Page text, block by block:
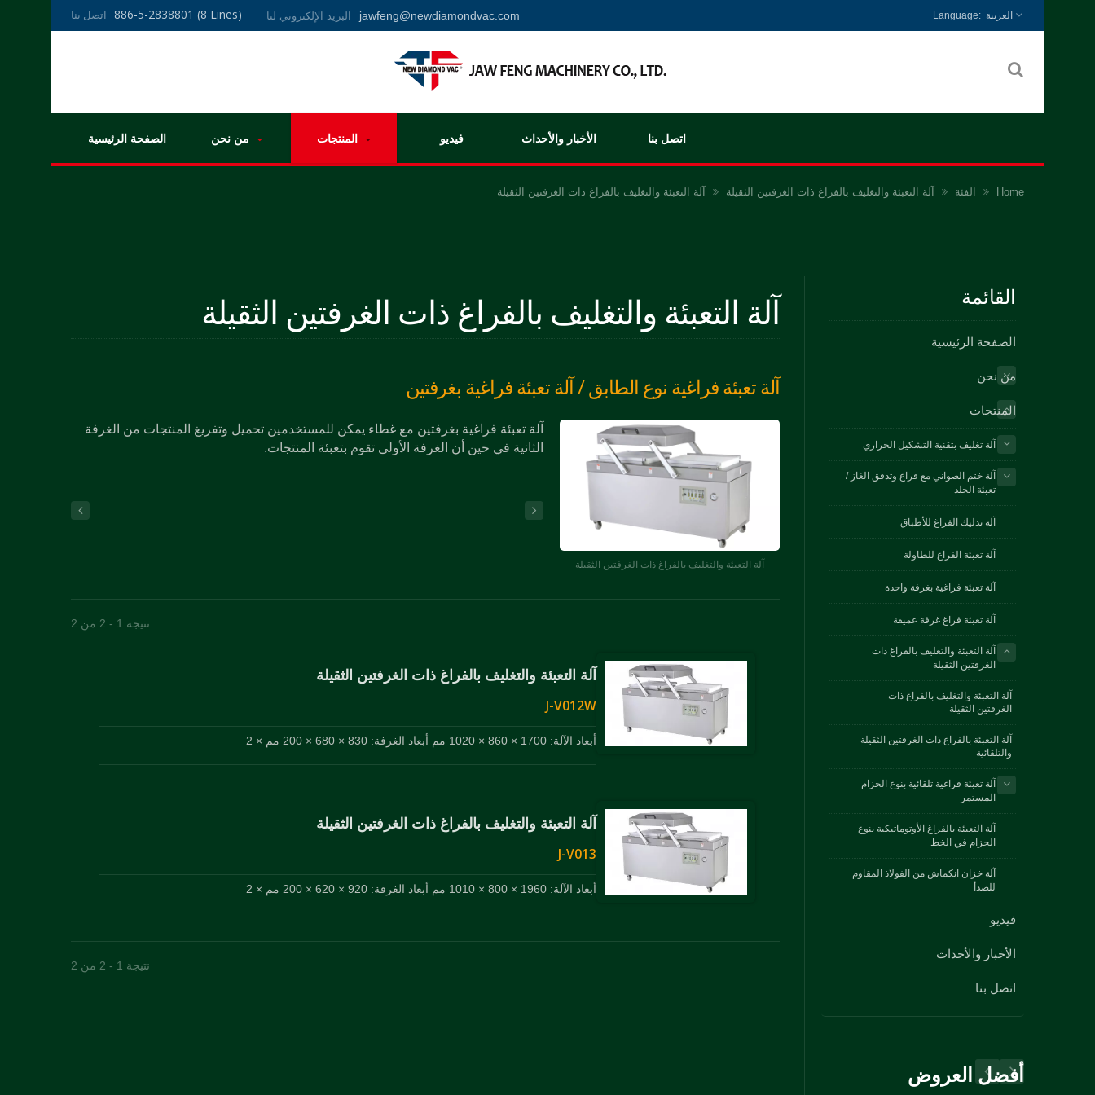
886-5-2838801 (8 Lines) jawfeng@newdiamondvac.com العربية
الصفحة الرئيسية فيديو الأخبار والأحداث اتصل بنا
Home الفئة آلة التعبئة والتغليف بالفراغ ذات الغرفتين الثقيلة آلة التعبئة والتغليف بالفراغ ذات الغرفتين الثقيلة
آلة التعبئة والتغليف بالفراغ ذات الغرفتين الثقيلة
آلة تعبئة فراغية نوع الطابق / آلة تعبئة فراغية بغرفتين
آلة التعبئة والتغليف بالفراغ ذات الغرفتين الثقيلة
آلة تعبئة فراغية بغرفتين مع غطاء يمكن للمستخدمين تحميل وتفريغ المنتجات من الغرفة
الثانية في حين أن الغرفة الأولى تقوم بتعبئة المنتجات.
نتيجة 1 - 2 من 2
آلة التعبئة والتغليف بالفراغ ذات الغرفتين الثقيلة
J-V012W
أبعاد الآلة: 1700 × 860 × 1020 مم أبعاد الغرفة: 830 × 680 × 200 مم × 2
آلة التعبئة والتغليف بالفراغ ذات الغرفتين الثقيلة
J-V013
أبعاد الآلة: 1960 × 800 × 1010 مم أبعاد الغرفة: 920 × 620 × 200 مم × 2
نتيجة 1 - 2 من 2
القائمة
الصفحة الرئيسية
من نحن
المنتجات
آلة تغليف بتقنية التشكيل الحراري
آلة ختم الصواني مع فراغ وتدفق الغاز /
تعبئة الجلد
آلة تدليك الفراغ للأطباق
آلة تعبئة الفراغ للطاولة
آلة تعبئة فراغية بغرفة واحدة
آلة تعبئة فراغ غرفة عميقة
آلة التعبئة والتغليف بالفراغ ذات
الغرفتين الثقيلة
آلة التعبئة والتغليف بالفراغ ذات
الغرفتين الثقيلة
آلة التعبئة بالفراغ ذات الغرفتين الثقيلة
والتلقائية
آلة تعبئة فراغية تلقائية بنوع الحزام
المستمر
آلة التعبئة بالفراغ الأوتوماتيكية بنوع
الحزام في الخط
آلة خزان انكماش من الفولاذ المقاوم
للصدأ
فيديو
الأخبار والأحداث
اتصل بنا
أفضل العروض